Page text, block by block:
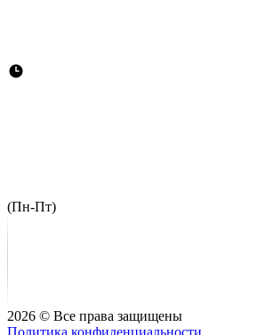
(Пн-Пт)
2026 © Все права защищены
Политика конфиденциальности